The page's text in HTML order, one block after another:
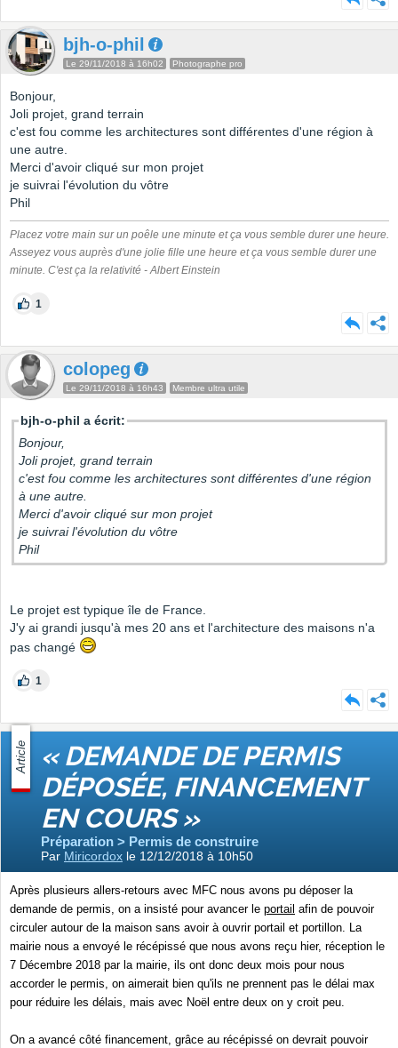
bjh-o-phil
Le 29/11/2018 à 16h02 Photographe pro
Bonjour,
Joli projet, grand terrain
c'est fou comme les architectures sont différentes d'une région à
une autre.
Merci d'avoir cliqué sur mon projet
je suivrai l'évolution du vôtre
Phil
Placez votre main sur un poêle une minute et ça vous semble durer une heure.
Asseyez vous auprès d'une jolie fille une heure et ça vous semble durer une
minute. C'est ça la relativité - Albert Einstein
1
colopeg
Le 29/11/2018 à 16h43 Membre ultra utile
bjh-o-phil a écrit:
Bonjour,
Joli projet, grand terrain
c'est fou comme les architectures sont différentes d'une région
à une autre.
Merci d'avoir cliqué sur mon projet
je suivrai l'évolution du vôtre
Phil
Le projet est typique île de France.
J'y ai grandi jusqu'à mes 20 ans et l'architecture des maisons n'a
pas changé
1
Article « DEMANDE DE PERMIS
DÉPOSÉE, FINANCEMENT
EN COURS »
Préparation > Permis de construire
Par Miricordox le 12/12/2018 à 10h50
Après plusieurs allers-retours avec MFC nous avons pu déposer la
demande de permis, on a insisté pour avancer le portail afin de pouvoir
circuler autour de la maison sans avoir à ouvrir portail et portillon. La
mairie nous a envoyé le récépissé que nous avons reçu hier, réception le
7 Décembre 2018 par la mairie, ils ont donc deux mois pour nous
accorder le permis, on aimerait bien qu'ils ne prennent pas le délai max
pour réduire les délais, mais avec Noël entre deux on y croit peu.
On a avancé côté financement, grâce au récépissé on devrait pouvoir